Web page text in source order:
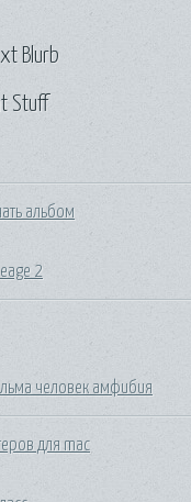
Stuff
альбом
2
человек амфибия
для mac
Blurb